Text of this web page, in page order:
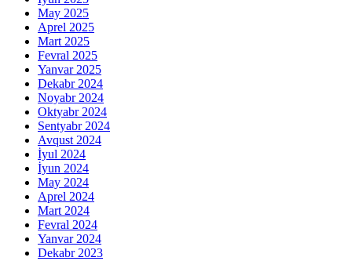
May 2025
Aprel 2025
Mart 2025
Fevral 2025
Yanvar 2025
Dekabr 2024
Noyabr 2024
Oktyabr 2024
Sentyabr 2024
Avqust 2024
İyul 2024
İyun 2024
May 2024
Aprel 2024
Mart 2024
Fevral 2024
Yanvar 2024
Dekabr 2023